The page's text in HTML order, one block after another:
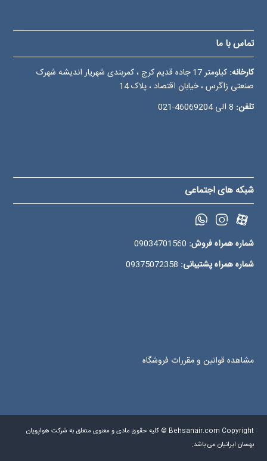
تماس با ما
کارخانه:
کیلومتر 17 جاده قدیم کرج ، کمربندی شهریار اندیشه شهرک
صنعتی زاگرس ، خیابان اقتصاد ، پلاک 14
تلفن:
46069204-021
شبکه های اجتماعی
شماره همراه فروش:
شماره همراه پشتیبانی:
مشاهده قوانین و مقررات فروشگاه
Behsanair.com Copyright © کلیه حقوق مادی و معنوی متعلق به شرکت هواپویان
بهسان ایرانیان می باشد.